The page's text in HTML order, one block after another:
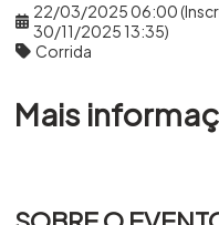
22/03/2025 06:00
30/11/2025 13:35)
Corrida
Mais